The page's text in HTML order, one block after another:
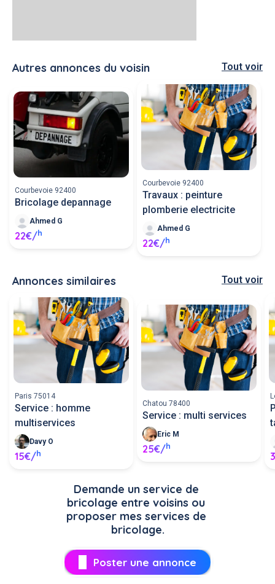
Autres annonces du voisin Tout voir
Courbevoie 92400
Bricolage depannage
Ahmed G
22€/h
Courbevoie 92400
Travaux : peinture
plomberie electricite
Ahmed G
22€/h
Annonces similaires Tout voir
Paris 75014
Service : homme
multiservices
Davy O
15€/h
Chatou 78400
Service : multi services
Eric M
25€/h
Demande un service de
bricolage entre voisins ou
proposer mes services de
bricolage.
Poster une annonce